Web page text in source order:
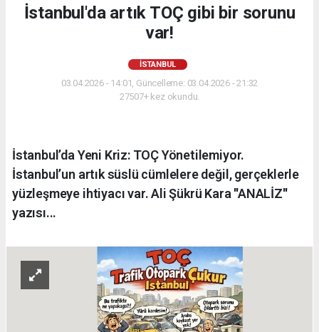
İstanbul'da artık TOÇ gibi bir sorunu
var!
İSTANBUL
03.04.2026 - 14:01, Güncelleme: 03.04.2026 - 21:32
27507+ kez okundu.
İstanbul’da Yeni Kriz: TOÇ Yönetilemiyor.
İstanbul’un artık süslü cümlelere değil, gerçeklerle
yüzleşmeye ihtiyacı var. Ali Şükrü Kara ''ANALİZ''
yazısı...